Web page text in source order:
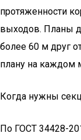
протяженности
выходов. Планы
более 60 м друг
плану на каждом
Когда нужны
По ГОСТ 34428-